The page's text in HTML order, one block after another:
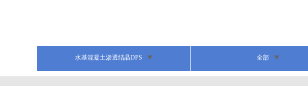
水基混凝土渗透结晶DPS 全部